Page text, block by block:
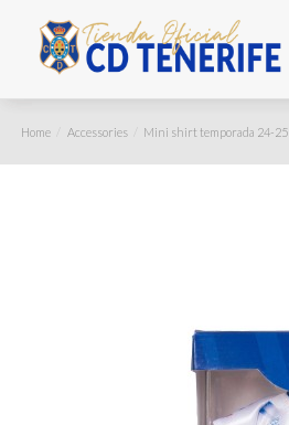
Home Accessories Mini shirt temporada 24-25